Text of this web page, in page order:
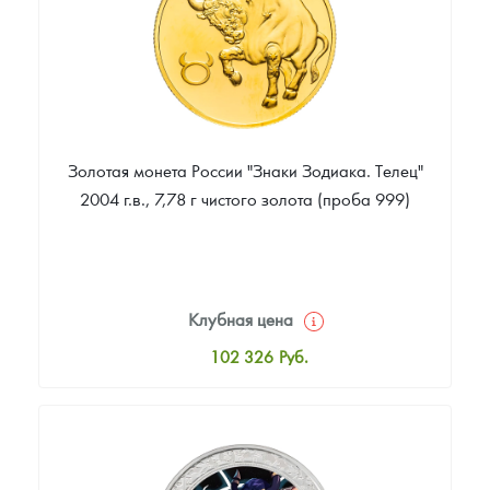
Золотая монета России "Знаки Зодиака. Телец"
2004 г.в., 7,78 г чистого золота (проба 999)
Клубная цена
102 326 Руб.
Цена выкупа